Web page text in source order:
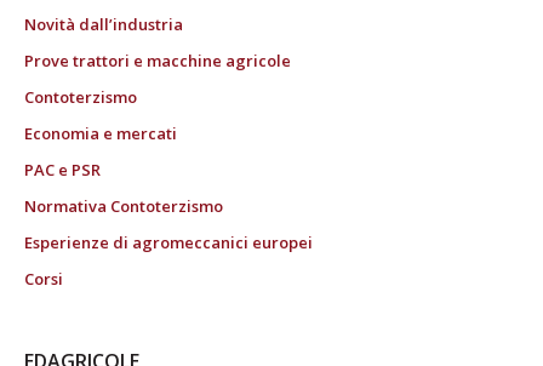
Novità dall’industria
Prove trattori e macchine agricole
Contoterzismo
Economia e mercati
PAC e PSR
Normativa Contoterzismo
Esperienze di agromeccanici europei
Corsi